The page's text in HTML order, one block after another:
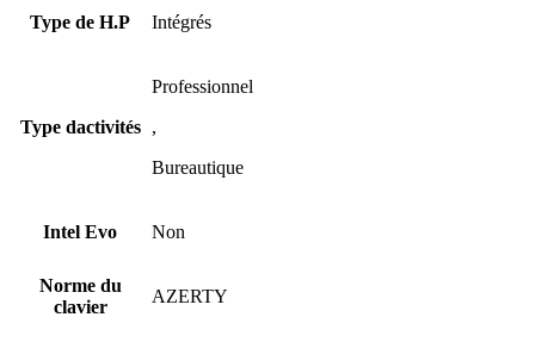
Type de H.P Intégrés
Type dactivités
Professionnel
,
Bureautique
Intel Evo Non
Norme du
clavier
AZERTY